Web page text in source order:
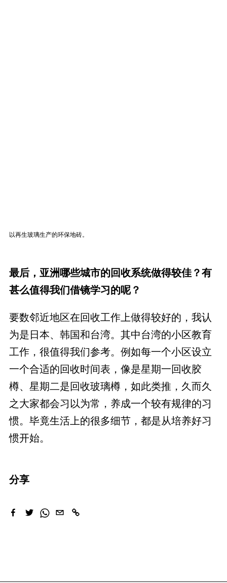
以再生玻璃生产的环保地砖。
最后，亚洲哪些城市的回收系统做得较佳？有
甚么值得我们借镜学习的呢？
要数邻近地区在回收工作上做得较好的，我认
为是日本、韩国和台湾。其中台湾的小区教育
工作，很值得我们参考。例如每一个小区设立
一个合适的回收时间表，像是星期一回收胶
樽、星期二是回收玻璃樽，如此类推，久而久
之大家都会习以为常，养成一个较有规律的习
惯。毕竟生活上的很多细节，都是从培养好习
惯开始。
分享